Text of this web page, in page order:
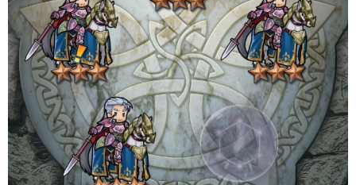
め
速
報】
RSS
一